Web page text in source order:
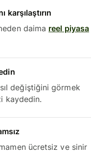
karşılaştırın
daima reel piyasa
değiştiğini görmek
kaydedin.
ücretsiz ve sinir